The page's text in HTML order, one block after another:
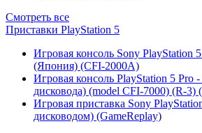
Смотреть все
Приставки PlayStation 5
Игровая консоль Sony PlayStation
(Япония) (CFI-2000A)
Игровая консоль PlayStation 5 Pro
дисковода) (model CFI-7000) (R-3)
Игровая приставка Sony
дисководом) (GameReplay)